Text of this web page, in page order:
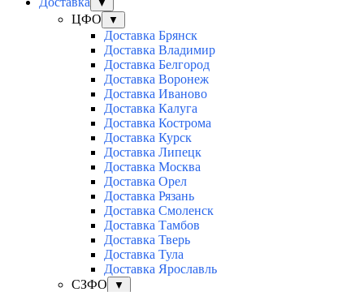
▼
ЦФО ▼
Доставка Брянск
Доставка Владимир
Доставка Белгород
Доставка Воронеж
Доставка Иваново
Доставка Калуга
Доставка Кострома
Доставка Курск
Доставка Липецк
Доставка Москва
Доставка Орел
Доставка Рязань
Доставка Смоленск
Доставка Тамбов
Доставка Тверь
Доставка Тула
Доставка Ярославль
СЗФО
▼